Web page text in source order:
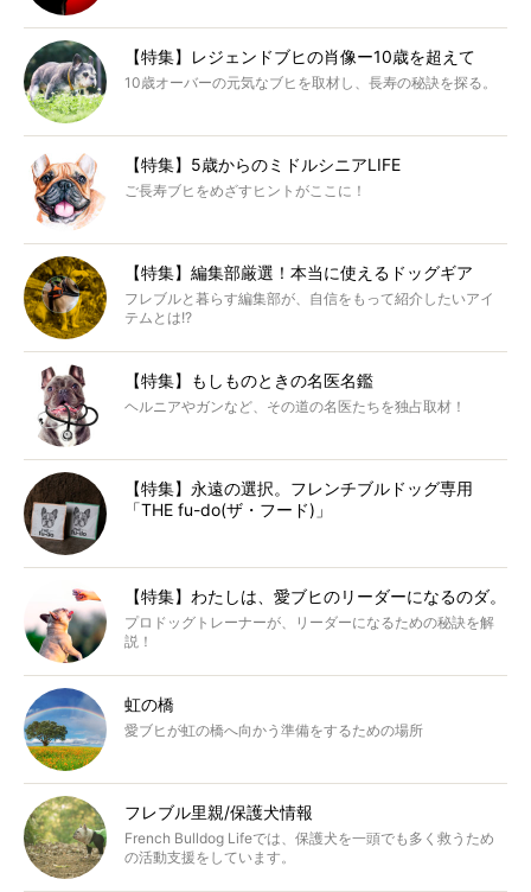
【特集】レジェンドブヒの肖像ー10歳を超えて
10歳オーバーの元気なブヒを取材し、長寿の秘訣を探る。
【特集】5歳からのミドルシニアLIFE
ご長寿ブヒをめざすヒントがここに！
【特集】編集部厳選！本当に使えるドッグギア
フレブルと暮らす編集部が、自信をもって紹介したいアイ
テムとは!?
【特集】もしものときの名医名鑑
ヘルニアやガンなど、その道の名医たちを独占取材！
【特集】永遠の選択。フレンチブルドッグ専用
「THE fu-do(ザ・フード)」
【特集】わたしは、愛ブヒのリーダーになるのダ。
プロドッグトレーナーが、リーダーになるための秘訣を解
説！
虹の橋
愛ブヒが虹の橋へ向かう準備をするための場所
フレブル里親/保護犬情報
French Bulldog Lifeでは、保護犬を一頭でも多く救うため
の活動支援をしています。